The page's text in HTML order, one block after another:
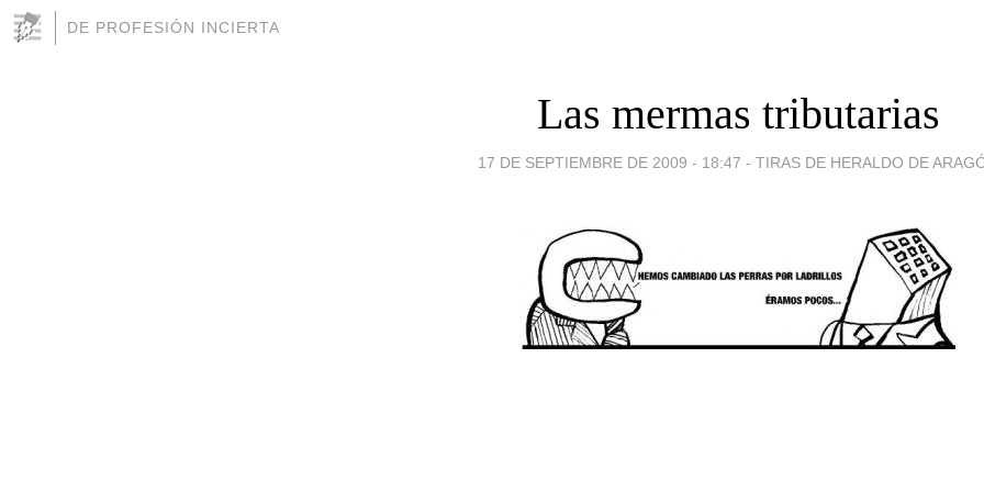
DE PROFESIÓN INCIERTA
Las mermas tributarias
17 DE SEPTIEMBRE DE 2009 - 18:47 - TIRAS DE HERALDO DE